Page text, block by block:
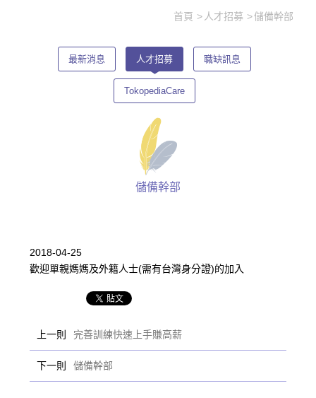
首頁 人才招募 儲備幹部
最新消息 人才招募 職缺訊息
TokopediaCare
儲備幹部
2018-04-25
歡迎單親媽媽及外籍人士(需有台灣身分證)的加入
上一則 完善訓練快速上手賺高薪
下一則 儲備幹部